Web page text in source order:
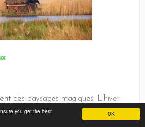
OK
you get the best
des paysages magiques. L’hiver
se reflètent sur l’eau des
symétrie parfaite, dessinant des